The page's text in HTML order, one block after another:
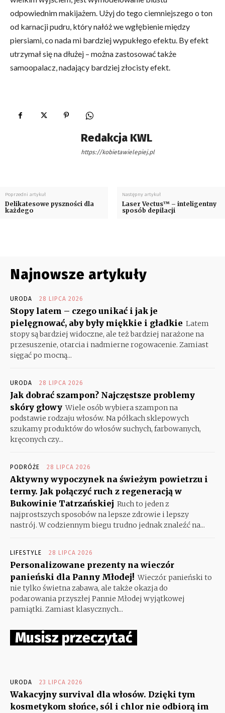
odpowiednim makijażem. Użyj do tego ciemniejszego o ton
od karnacji pudru, który nałóż we wgłębienie między
piersiami, co nada mi bardziej wypukłego efektu. By efekt
utrzymał się na dłużej – można zastosować także
samoopalacz, nadający bardziej złocisty efekt.
Redakcja KWL
https://kobietawielepiej.pl
Poprzedni artykuł
Delikatesowe pyszności dla
każdego
Następny artykuł
Laser Vectus™ – inteligentny
sposób depilacji
Najnowsze artykuły
URODA 28 LIPCA 2026
Stopy latem – czego unikać i jak je
pielęgnować, aby były miękkie i gładkie Latem
stopy są bardziej widoczne, ale też bardziej narażone na
przesuszenie, otarcia i nadmierne rogowacenie. Zamiast
sięgać po mocną...
URODA 28 LIPCA 2026
Jak dobrać szampon? Najczęstsze problemy
skóry głowy Wiele osób wybiera szampon na
podstawie rodzaju włosów. Na półkach sklepowych
szukamy produktów do włosów suchych, farbowanych,
kręconych czy...
PODRÓŻE 28 LIPCA 2026
Aktywny wypoczynek na świeżym powietrzu i
termy. Jak połączyć ruch z regeneracją w
Bukowinie Tatrzańskiej Ruch to jeden z
najprostszych sposobów na lepsze zdrowie i lepszy
nastrój. W codziennym biegu trudno jednak znaleźć na...
LIFESTYLE 28 LIPCA 2026
Personalizowane prezenty na wieczór
panieński dla Panny Młodej! Wieczór panieński to
nie tylko świetna zabawa, ale także okazja do
podarowania przyszłej Pannie Młodej wyjątkowej
pamiątki. Zamiast klasycznych...
Musisz przeczytać
URODA 23 LIPCA 2026
Wakacyjny survival dla włosów. Dzięki tym
kosmetykom słońce, sól i chlor nie odbiorą im